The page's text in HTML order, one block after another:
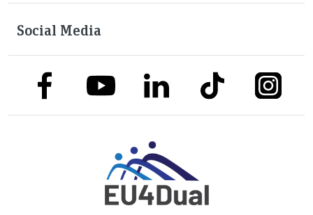
Social Media
link to facebooklink to youtubelink to linkedinlink to tiktok link to